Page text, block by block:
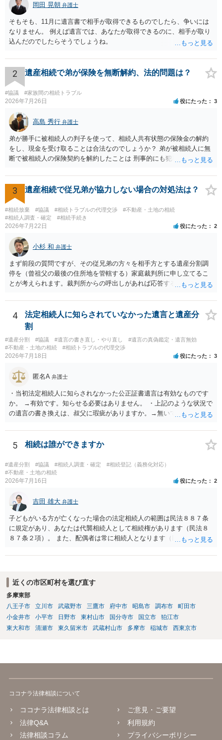
岡田 晃朝 弁護士
そもそも、11月に遺言書で相手が取得できるものでしたら、争いには
なりません。 例えば遺言では、あなたが取得できるのに、相手が取り
込んだのでしたらそうでしょうね。
2 遺産相続で弟が保険を無断解約、法的問題は？
#協議 #家族間の相続トラブル
2026年7月26日 役にたった 3
高島 秀行 弁護士
弟が勝手に被相続人の判子を使って、相続人共有状態の保険金の解約
をし、現金を受け取ることは合法なのでしょうか？ 弟が被相続人に無
断で被相続人の保険契約を解約したことは 刑事的にも犯罪となる可能
された書類のコピーを取得して、弁護士に面談で詳しい事情を話して
相談 されたら良いと思います。
3 遺産相続で従兄弟が協力しない場合の対処法は？
#相続放棄 #協議 #相続トラブルの代理交渉
#不動産・土地の相続
#相続人調査・確定
#相続手続き
2026年7月22日 役にたった 2
小杉 和 弁護士
まず前段の質問ですが、その従兄弟の方々を相手方とする遺産分割調
停を（曾祖父の最後の住所地を管轄する）家庭裁判所に申し立てるこ
とが考えられます。裁判所からの呼出しがあれば応答する可能性がま
能と思われます。時間が思った以上にないので必要書類をてきぱきと
揃える必要があります。その点是非御注意ください。
4
法定相続人に知らされていなかった遺言と遺産分
割
#遺産分割 #協議 #遺言の書き直し・やり直し
#遺言の真偽鑑定・遺言無効
#不動産・土地の相続
#相続トラブルの代理交渉
2026年7月18日 役にたった 3
匿名A 弁護士
・当初法定相続人に知らされなかった公正証書遺言は有効なものです
か。 →有効です。知らせる必要はありません。 ・上記のような状況で
の遺言の書き換えは、叔父に瑕疵がありますか。→無いです。 ・分割
ますか。 →本人が自由に決められますので、どこが妥当とは言えない
です。客観的な基準もありません。 ・できれば穏やかに、分割を拒否
することはできますか。 →分割を拒否するということは、遺産はいら
ないということでしょうか。遺言で、受取を指定されててもいらない
と拒否することはできます。理由を説明する必要はありません。
5 相続は誰ができますか
#遺産分割 #協議 #相続人調査・確定
#相続登記（義務化対応）
#不動産・土地の相続
2026年7月16日 役にたった 2
吉田 雄大 弁護士
子どもがいる方が亡くなった場合の法定相続人の範囲は民法８８７条
に規定があり、あなたは代襲相続人として相続権があります（民法８
８７条２項）。 また、配偶者は常に相続人となります（民法８９０
も相続権があります。つまり、孫５人に加えて「おじ又はおば」にも
近くの市区町村を選び直す
多摩東部
八王子市
立川市 武蔵野市 三鷹市 府中市 昭島市 調布市
町田市
小金井市
小平市 日野市 東村山市 国分寺市 国立市
狛江市
東大和市
清瀬市 東久留米市 武蔵村山市 多摩市 稲城市 西東京市
ココナラ法律相談について
ココナラ法律相談とは
法律Q&A
法律相談コラム
ご意見・ご要望
利用規約
プライバシーポリシー